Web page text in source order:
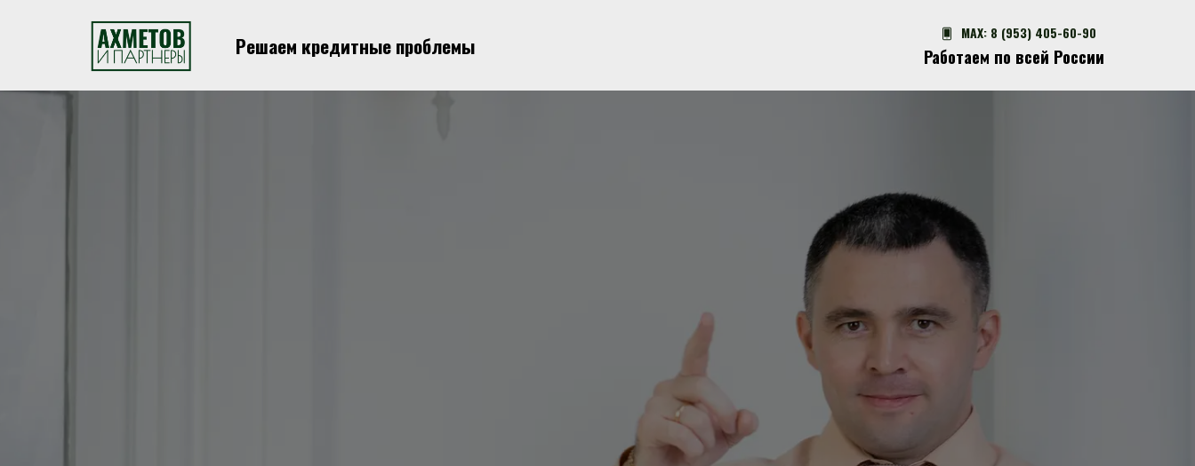
Решаем кредитные проблемы MAX: 8 (953) 405-60-90
Работаем по всей России